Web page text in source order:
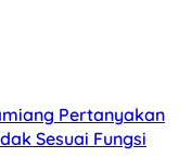
Pertanyakan
Sesuai Fungsi